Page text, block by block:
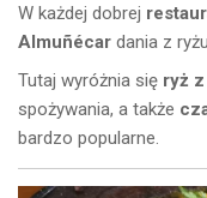
W każdej dobrej
Almuñécar dania z
Tutaj wyróżnia się ryż
spożywania, a także
bardzo popularne.